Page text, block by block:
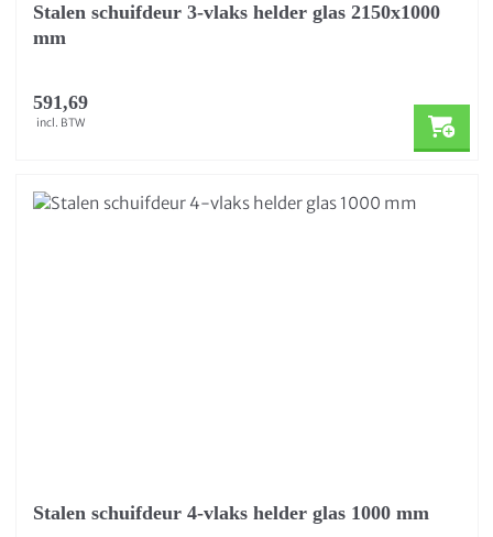
Stalen schuifdeur 3-vlaks helder glas 2150x1000
mm
591,69
incl. BTW
Stalen schuifdeur 4-vlaks helder glas 1000 mm